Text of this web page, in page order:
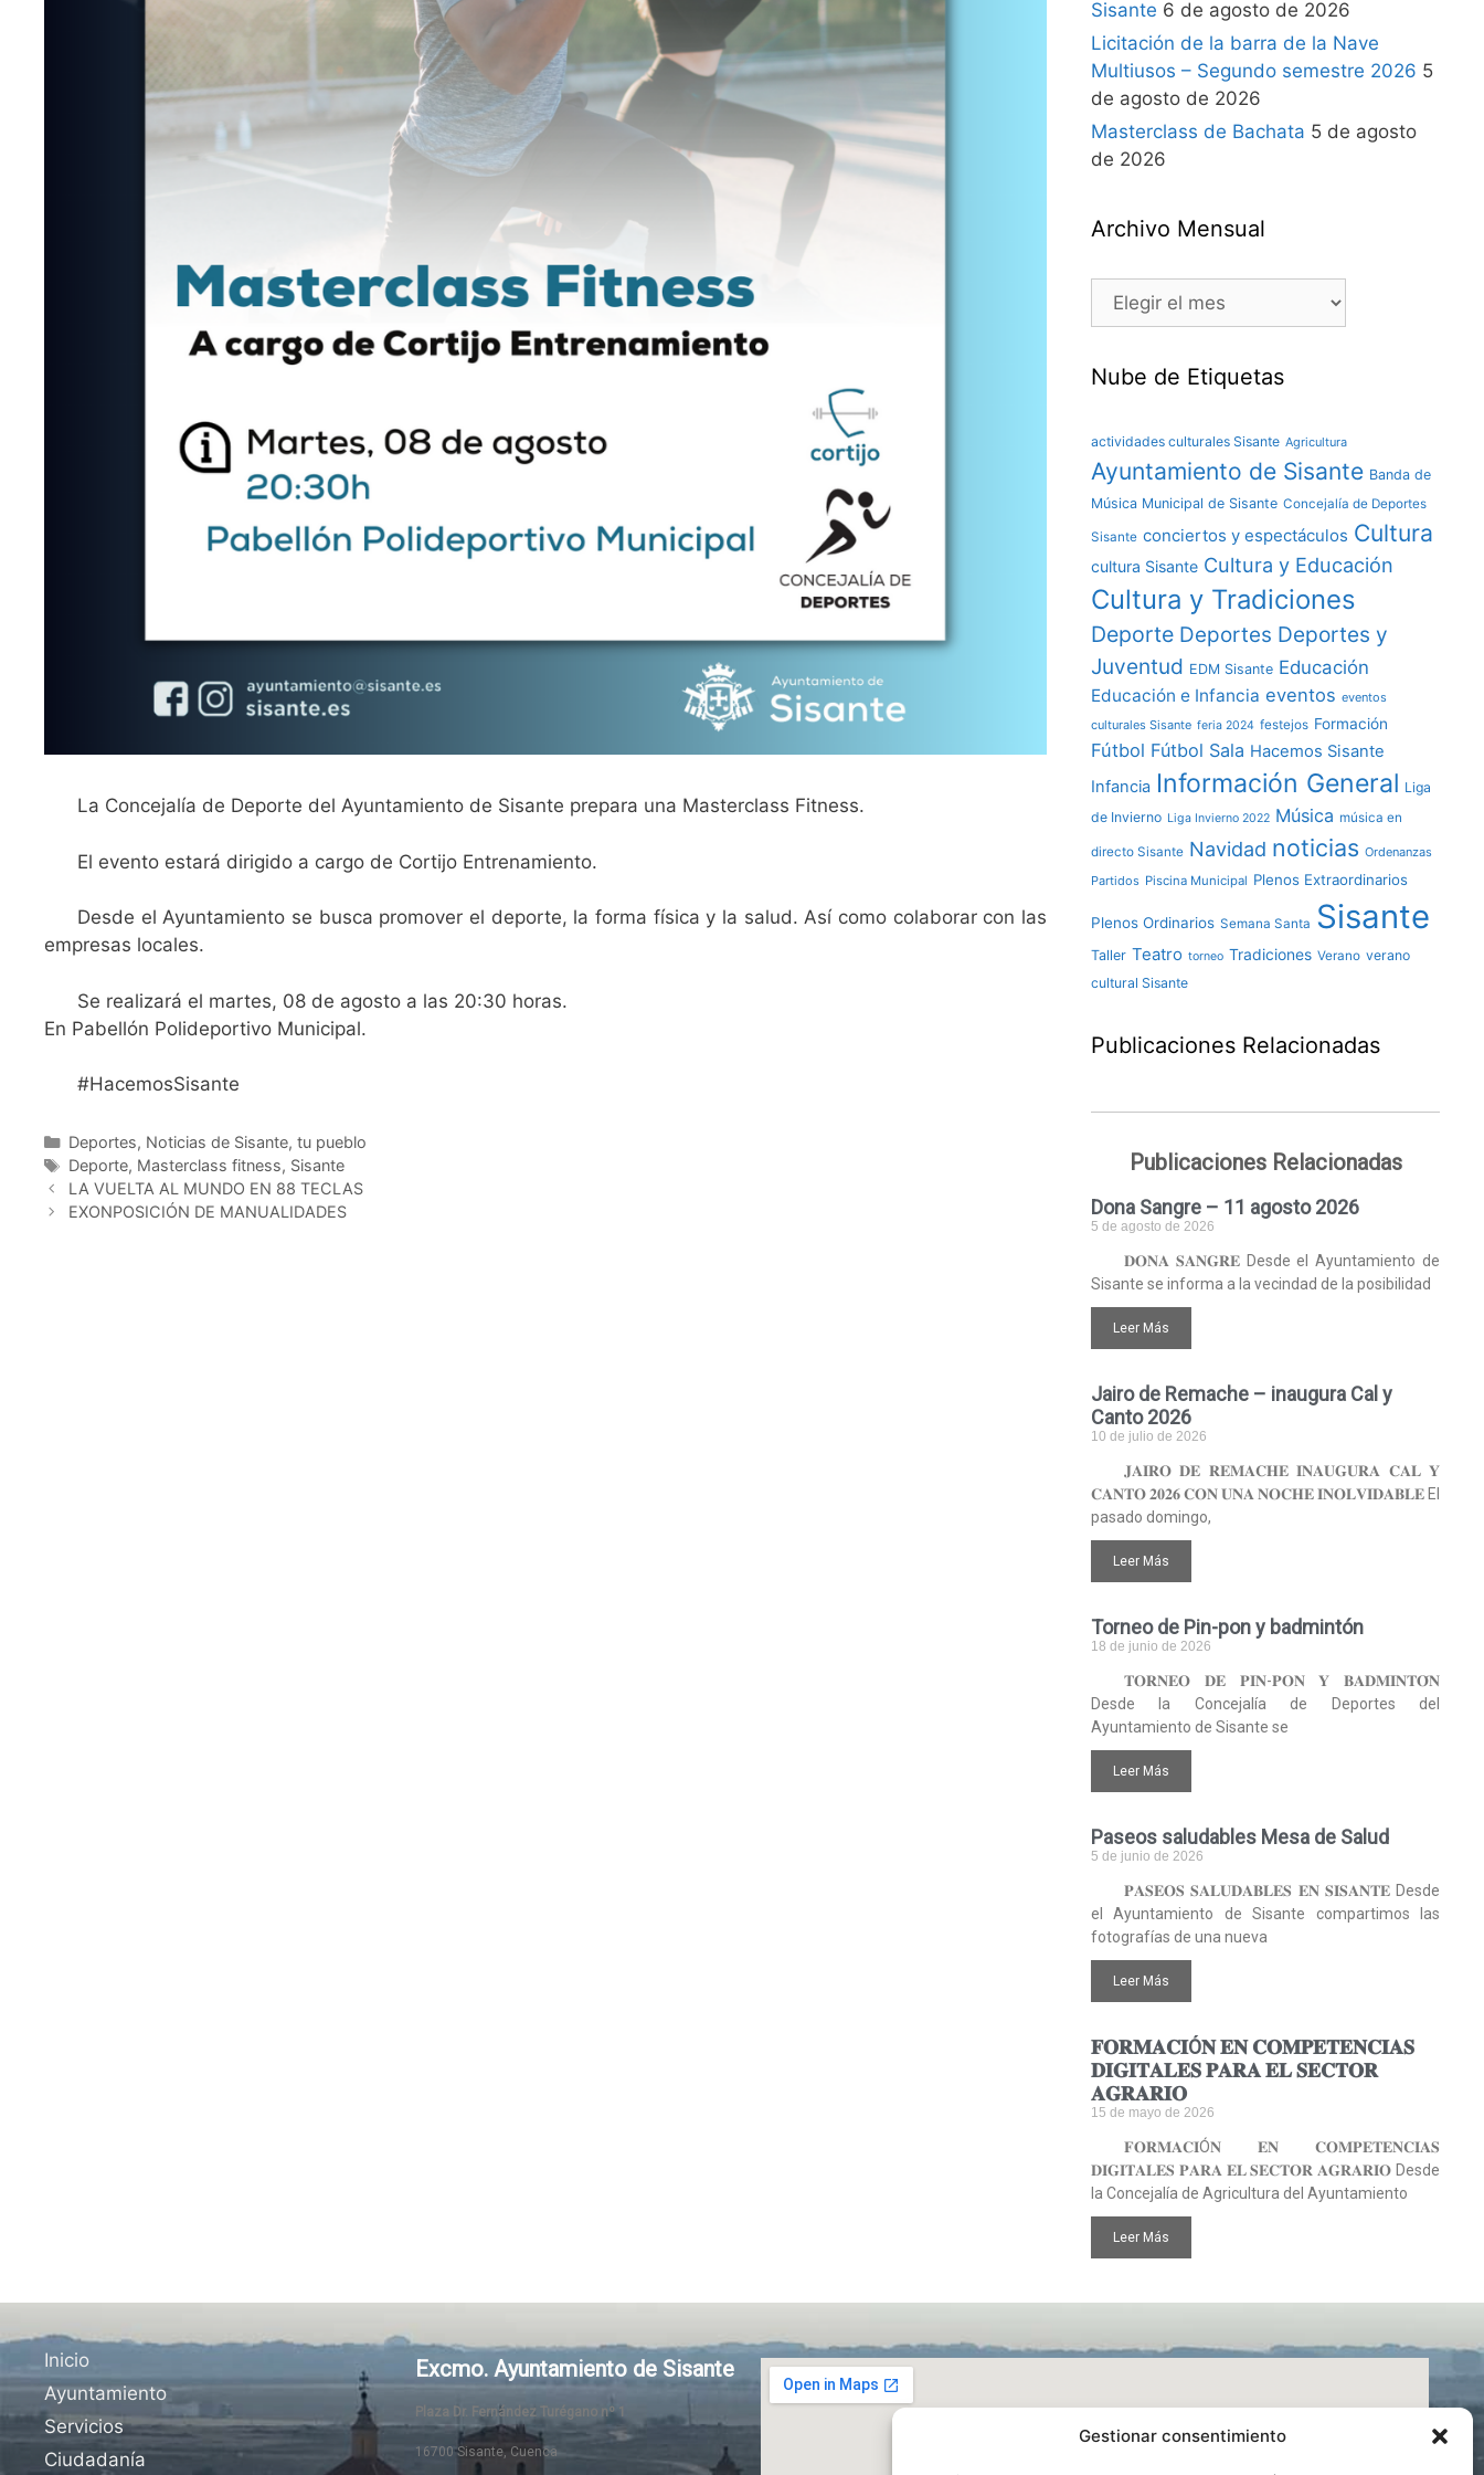
Gestionar consentimiento
La Concejalía de Deporte del Ayuntamiento de Sisante prepara una Masterclass Fitness.
El evento estará dirigido a cargo de Cortijo Entrenamiento.
Desde el Ayuntamiento se busca promover el deporte, la forma física y la salud. Así como colaborar con las
empresas locales.
Se realizará el martes, 08 de agosto a las 20:30 horas.
En Pabellón Polideportivo Municipal.
#HacemosSisante
Deportes, Noticias de Sisante, tu pueblo
Deporte, Masterclass fitness, Sisante
LA VUELTA AL MUNDO EN 88 TECLAS
EXONPOSICIÓN DE MANUALIDADES
Sisante 6 de agosto de 2026
Licitación de la barra de la Nave
Multiusos – Segundo semestre 2026 5
de agosto de 2026
Masterclass de Bachata 5 de agosto
de 2026
Archivo Mensual
Nube de Etiquetas
actividades culturales Sisante Agricultura
Ayuntamiento de Sisante Banda de
Música Municipal de Sisante Concejalía de Deportes
Sisante conciertos y espectáculos Cultura
cultura Sisante Cultura y Educación
Cultura y Tradiciones
Deporte Deportes Deportes y
Juventud EDM Sisante Educación
Educación e Infancia eventos eventos
culturales Sisante feria 2024 festejos Formación
Fútbol Fútbol Sala Hacemos Sisante
Infancia Información General Liga
de Invierno Liga Invierno 2022 Música música en
directo Sisante Navidad noticias Ordenanzas
Partidos Piscina Municipal Plenos Extraordinarios
Plenos Ordinarios Semana Santa Sisante
Taller Teatro torneo Tradiciones Verano verano
cultural Sisante
Publicaciones Relacionadas
Publicaciones Relacionadas
Dona Sangre – 11 agosto 2026
5 de agosto de 2026
𝐃𝐎𝐍𝐀 𝐒𝐀𝐍𝐆𝐑𝐄 Desde el Ayuntamiento de
Sisante se informa a la vecindad de la posibilidad
Leer Más
Jairo de Remache – inaugura Cal y
Canto 2026
10 de julio de 2026
𝐉𝐀𝐈𝐑𝐎 𝐃𝐄 𝐑𝐄𝐌𝐀𝐂𝐇𝐄 𝐈𝐍𝐀𝐔𝐆𝐔𝐑𝐀 𝐂𝐀𝐋 𝐘
𝐂𝐀𝐍𝐓𝐎 𝟐𝟎𝟐𝟔 𝐂𝐎𝐍 𝐔𝐍𝐀 𝐍𝐎𝐂𝐇𝐄 𝐈𝐍𝐎𝐋𝐕𝐈𝐃𝐀𝐁𝐋𝐄 El
pasado domingo,
Leer Más
Torneo de Pin-pon y badmintón
18 de junio de 2026
𝐓𝐎𝐑𝐍𝐄𝐎 𝐃𝐄 𝐏𝐈𝐍-𝐏𝐎𝐍 𝐘 𝐁𝐀𝐃𝐌𝐈𝐍𝐓𝐎́𝐍
Desde la Concejalía de Deportes del
Ayuntamiento de Sisante se
Leer Más
Paseos saludables Mesa de Salud
5 de junio de 2026
𝐏𝐀𝐒𝐄𝐎𝐒 𝐒𝐀𝐋𝐔𝐃𝐀𝐁𝐋𝐄𝐒 𝐄𝐍 𝐒𝐈𝐒𝐀𝐍𝐓𝐄 Desde
el Ayuntamiento de Sisante compartimos las
fotografías de una nueva
Leer Más
𝐅𝐎𝐑𝐌𝐀𝐂𝐈Ó𝐍 𝐄𝐍 𝐂𝐎𝐌𝐏𝐄𝐓𝐄𝐍𝐂𝐈𝐀𝐒
𝐃𝐈𝐆𝐈𝐓𝐀𝐋𝐄𝐒 𝐏𝐀𝐑𝐀 𝐄𝐋 𝐒𝐄𝐂𝐓𝐎𝐑
𝐀𝐆𝐑𝐀𝐑𝐈𝐎
15 de mayo de 2026
𝐅𝐎𝐑𝐌𝐀𝐂𝐈Ó𝐍 𝐄𝐍 𝐂𝐎𝐌𝐏𝐄𝐓𝐄𝐍𝐂𝐈𝐀𝐒
𝐃𝐈𝐆𝐈𝐓𝐀𝐋𝐄𝐒 𝐏𝐀𝐑𝐀 𝐄𝐋 𝐒𝐄𝐂𝐓𝐎𝐑 𝐀𝐆𝐑𝐀𝐑𝐈𝐎 Desde
la Concejalía de Agricultura del Ayuntamiento
Leer Más
Inicio
Ayuntamiento
Servicios
Ciudadanía
Excmo. Ayuntamiento de Sisante
Plaza Dr. Fernández Turégano nº 1
16700 Sisante, Cuenca